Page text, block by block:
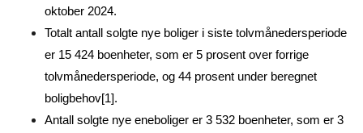
oktober 2024.
Totalt antall solgte nye boliger i siste tolvmånedersperiode
er 15 424 boenheter, som er 5 prosent over forrige
tolvmånedersperiode, og 44 prosent under beregnet
boligbehov[1].
Antall solgte nye eneboliger er 3 532 boenheter, som er 3